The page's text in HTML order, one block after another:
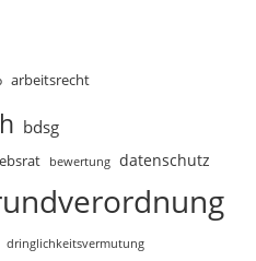
arbeitsrecht
bdsg
bewertung datenschutz
dringlichkeitsvermutung